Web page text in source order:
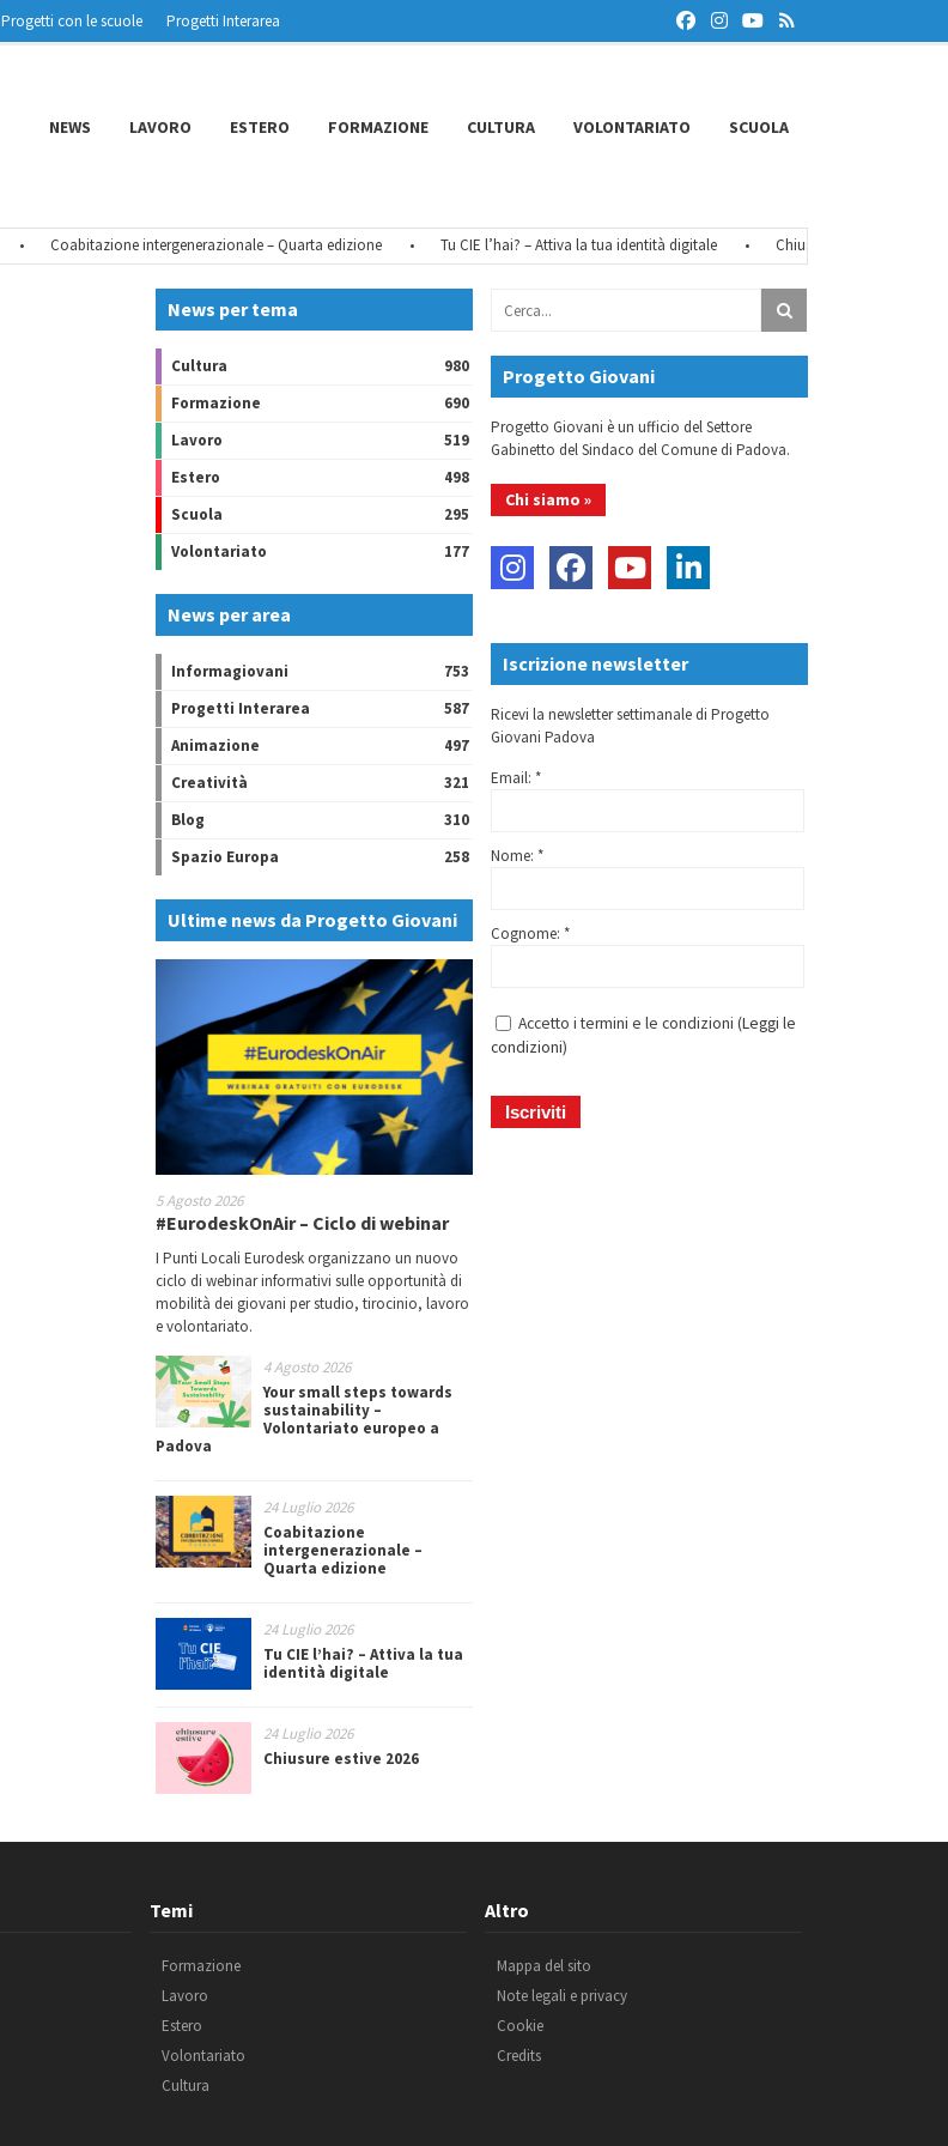
Progetti con le scuole
Progetti Interarea
NEWS LAVORO ESTERO FORMAZIONE CULTURA VOLONTARIATO SCUOLA
Coabitazione intergenerazionale – Quarta edizione Tu CIE l’hai? – Attiva la tua identità digitale Chiusure estive 2026
News per tema
Cultura
980
Formazione
690
Lavoro
519
Estero
498
Scuola
295
Volontariato
177
News per area
Informagiovani
753
Progetti Interarea
587
Animazione
497
Creatività
321
Blog
310
Spazio Europa
258
Ultime news da Progetto Giovani
5 Agosto 2026
#EurodeskOnAir – Ciclo di webinar
I Punti Locali Eurodesk organizzano un nuovo
ciclo di webinar informativi sulle opportunità di
mobilità dei giovani per studio, tirocinio, lavoro
e volontariato.
4 Agosto 2026
Your small steps towards
sustainability –
Volontariato europeo a
Padova
24 Luglio 2026
Coabitazione
intergenerazionale –
Quarta edizione
24 Luglio 2026
Tu CIE l’hai? – Attiva la tua
identità digitale
24 Luglio 2026
Chiusure estive 2026
Progetto Giovani
Progetto Giovani è un ufficio del Settore
Gabinetto del Sindaco del Comune di Padova.
Chi siamo »
Iscrizione newsletter
Ricevi la newsletter settimanale di Progetto
Giovani Padova
Email: *
Nome: *
Cognome: *
Accetto i termini e le condizioni (Leggi le
condizioni)
Temi
Formazione
Lavoro
Estero
Volontariato
Cultura
Altro
Mappa del sito
Note legali e privacy
Cookie
Credits